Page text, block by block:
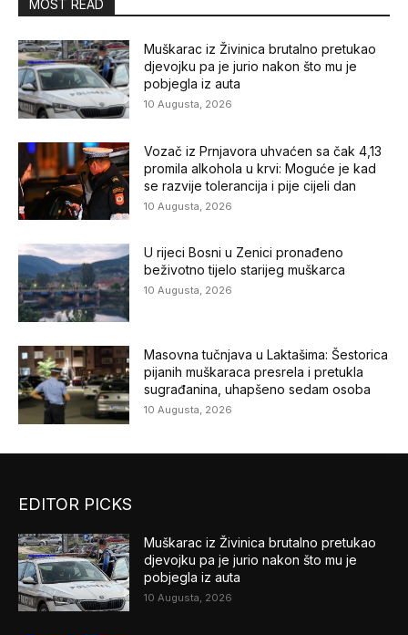
MOST READ
Muškarac iz Živinica brutalno pretukao
djevojku pa je jurio nakon što mu je
pobjegla iz auta
10 Augusta, 2026
Vozač iz Prnjavora uhvaćen sa čak 4,13
promila alkohola u krvi: Moguće je kad
se razvije tolerancija i pije cijeli dan
10 Augusta, 2026
U rijeci Bosni u Zenici pronađeno
beživotno tijelo starijeg muškarca
10 Augusta, 2026
Masovna tučnjava u Laktašima: Šestorica
pijanih muškaraca presrela i pretukla
sugrađanina, uhapšeno sedam osoba
10 Augusta, 2026
EDITOR PICKS
Muškarac iz Živinica brutalno pretukao
djevojku pa je jurio nakon što mu je
pobjegla iz auta
10 Augusta, 2026